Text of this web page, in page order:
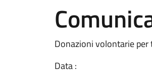
Donazioni volontarie
Data :